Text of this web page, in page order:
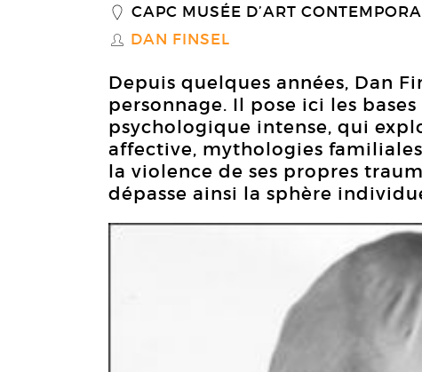
_ CAPC MUSÉE D’ART
S DAN FINSEL
Depuis quelques années, Dan
personnage. Il pose ici les
psychologique intense, qui
affective, mythologies
la violence de ses propres
dépasse ainsi la sphère